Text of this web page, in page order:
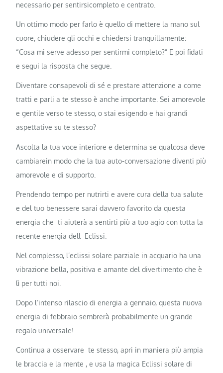
necessario per sentirsicompleto e centrato.
Un ottimo modo per farlo è quello di mettere la mano sul
cuore, chiudere gli occhi e chiedersi tranquillamente:
“Cosa mi serve adesso per sentirmi completo?” E poi fidati
e segui la risposta che segue.
Diventare consapevoli di sé e prestare attenzione a come
tratti e parli a te stesso è anche importante. Sei amorevole
e gentile verso te stesso, o stai esigendo e hai grandi
aspettative su te stesso?
Ascolta la tua voce interiore e determina se qualcosa deve
cambiarein modo che la tua auto-conversazione diventi più
amorevole e di supporto.
Prendendo tempo per nutrirti e avere cura della tua salute
e del tuo benessere sarai davvero favorito da questa
energia che ti aiuterà a sentirti più a tuo agio con tutta la
recente energia dell Eclissi.
Nel complesso, l’eclissi solare parziale in acquario ha una
vibrazione bella, positiva e amante del divertimento che è
lì per tutti noi.
Dopo l’intenso rilascio di energia a gennaio, questa nuova
energia di febbraio sembrerà probabilmente un grande
regalo universale!
Continua a osservare te stesso, apri in maniera più ampia
le braccia e la mente , e usa la magica Eclissi solare di